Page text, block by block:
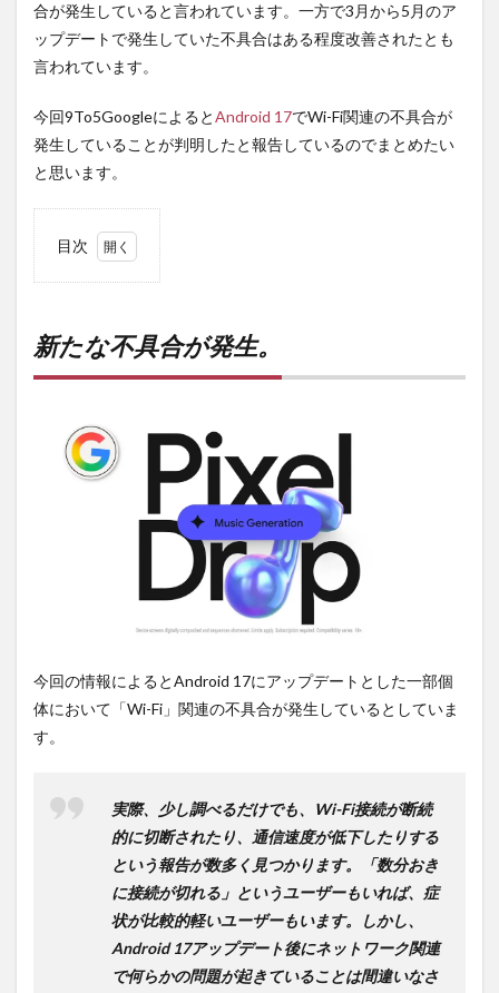
合が発生していると言われています。一方で3月から5月のア
ップデートで発生していた不具合はある程度改善されたとも
言われています。
今回9To5GoogleによるとAndroid 17でWi-Fi関連の不具合が
発生していることが判明したと報告しているのでまとめたい
と思います。
目次
具合
が発
生。
PR)
購入
は待
す
め！
新たな不具合が発生。
今回の情報によるとAndroid 17にアップデートとした一部個
体において「Wi-Fi」関連の不具合が発生しているとしていま
す。
実際、少し調べるだけでも、Wi-Fi接続が断続
的に切断されたり、通信速度が低下したりする
という報告が数多く見つかります。「数分おき
に接続が切れる」というユーザーもいれば、症
状が比較的軽いユーザーもいます。しかし、
Android 17アップデート後にネットワーク関連
で何らかの問題が起きていることは間違いなさ